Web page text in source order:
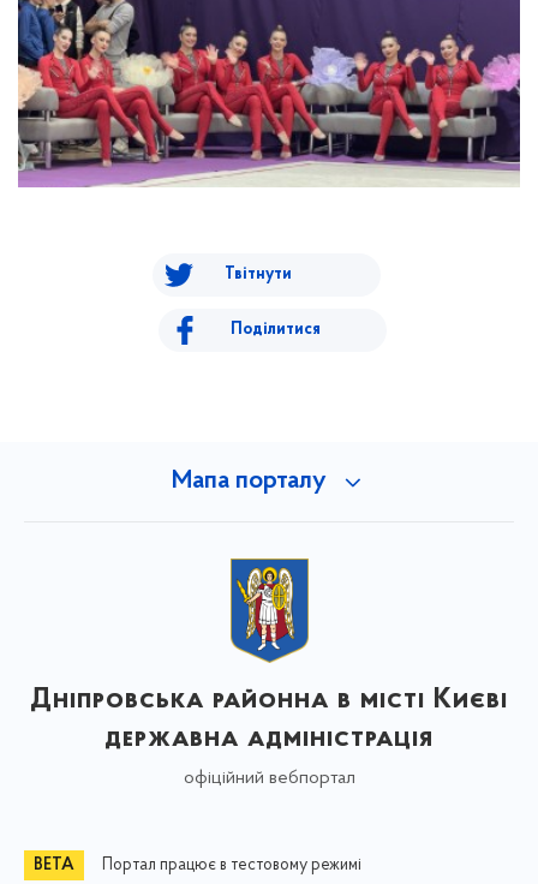
Твітнути
Поділитися
Мапа порталу
Дніпровська районна в місті Києві
державна адміністрація
офіційний вебпортал
Портал працює в тестовому режимі